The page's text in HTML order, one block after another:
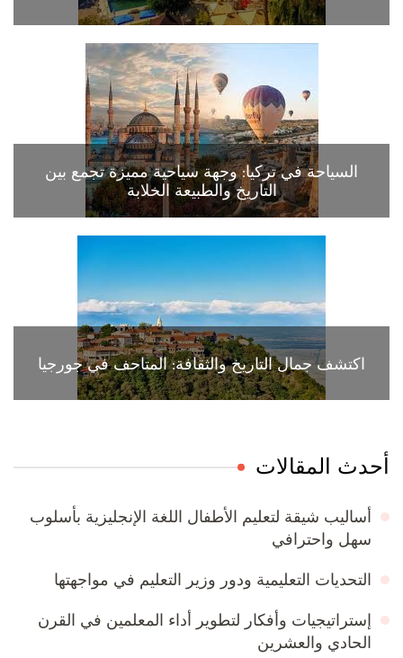
السياحة في تركيا: وجهة سياحية مميزة تجمع بين
التاريخ والطبيعة الخلابة
اكتشف جمال التاريخ والثقافة: المتاحف في جورجيا
أحدث المقالات
أساليب شيقة لتعليم الأطفال اللغة الإنجليزية بأسلوب
سهل واحترافي
التحديات التعليمية ودور وزير التعليم في مواجهتها
إستراتيجيات وأفكار لتطوير أداء المعلمين في القرن
الحادي والعشرين